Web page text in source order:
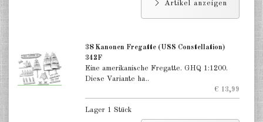
1:160 (N)
DE EN
Artikel anzeigen
38 Kanonen Fregatte (USS Constellation)
342F
Eine amerikanische Fregatte. GHQ 1:1200.
Diese Variante ha..
€ 13,99
Lager 1 Stück